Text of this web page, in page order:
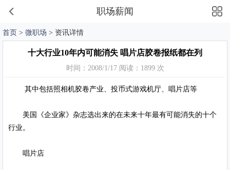
职场薪闻
首页 > 微职场 > 资讯详情
十大行业10年内可能消失 唱片店胶卷报纸都在列
时间：2008/1/17 阅读：1899 次
其中包括照相机胶卷产业、投币式游戏机厅、唱片店等
美国《企业家》杂志选出来的在未来十年最有可能消失的十个
行业。
唱片店